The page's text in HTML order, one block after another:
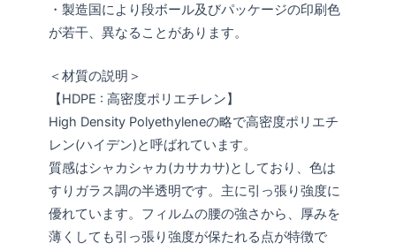
・製造国により段ボール及びパッケージの印刷色
が若干、異なることがあります。
＜材質の説明＞
【HDPE : 高密度ポリエチレン】
High Density Polyethyleneの略で高密度ポリエチ
レン(ハイデン)と呼ばれています。
質感はシャカシャカ(カサカサ)としており、色は
すりガラス調の半透明です。主に引っ張り強度に
優れています。フィルムの腰の強さから、厚みを
薄くしても引っ張り強度が保たれる点が特徴で